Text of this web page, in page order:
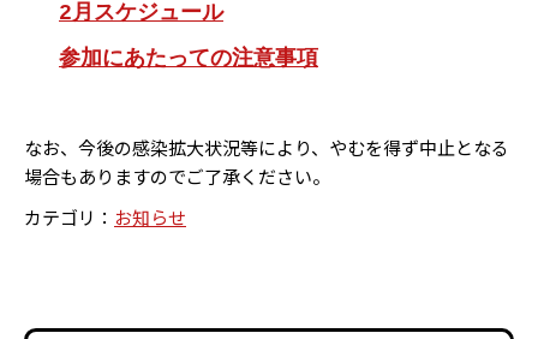
2月スケジュール
参加にあたっての注意事項
なお、今後の感染拡大状況等により、やむを得ず中止となる
場合もありますのでご了承ください。
カテゴリ： お知らせ